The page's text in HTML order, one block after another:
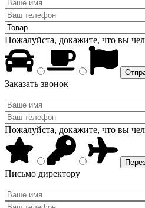
Пожалуйста, докажите, что вы
Заказать звонок
Пожалуйста, докажите, что вы
Письмо директору